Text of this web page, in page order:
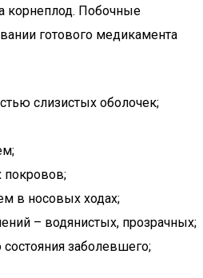
корнеплод. Побочные
готового медикамента
слизистых оболочек;
в носовых ходах;
– водянистых, прозрачных;
заболевшего;